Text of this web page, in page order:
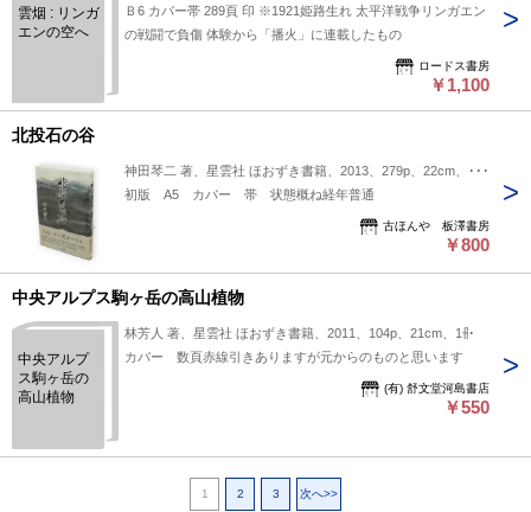
雲烟 : リンガ
エンの空へ
Ｂ6 カバー帯 289頁 印 ※1921姫路生れ 太平洋戦争リンガエン
の戦闘で負傷 体験から「播火」に連載したもの
ロードス書房
￥1,100
北投石の谷
神田琴二 著、星雲社 ほおずき書籍、2013、279p、22cm、1冊
初版 A5 カバー 帯 状態概ね経年普通
古ほんや 板澤書房
￥800
中央アルプス駒ヶ岳の高山植物
中央アルプ
ス駒ヶ岳の
高山植物
林芳人 著、星雲社 ほおずき書籍、2011、104p、21cm、1冊
カバー 数頁赤線引きありますが元からのものと思います
(有) 舒文堂河島書店
￥550
1 2 3 次へ>>